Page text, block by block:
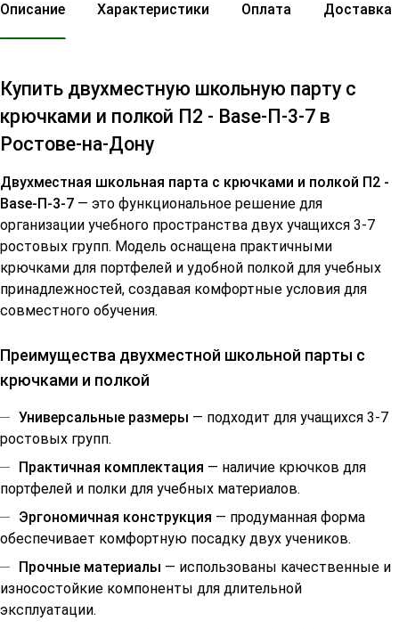
Описание Характеристики Оплата Доставка
Купить двухместную школьную парту с
крючками и полкой П2 - Base-П-3-7 в
Ростове-на-Дону
Двухместная школьная парта с крючками и полкой П2 -
Base-П-3-7 — это функциональное решение для
организации учебного пространства двух учащихся 3-7
ростовых групп. Модель оснащена практичными
крючками для портфелей и удобной полкой для учебных
принадлежностей, создавая комфортные условия для
совместного обучения.
Преимущества двухместной школьной парты с
крючками и полкой
Универсальные размеры — подходит для учащихся 3-7
ростовых групп.
Практичная комплектация — наличие крючков для
портфелей и полки для учебных материалов.
Эргономичная конструкция — продуманная форма
обеспечивает комфортную посадку двух учеников.
Прочные материалы — использованы качественные и
износостойкие компоненты для длительной
эксплуатации.